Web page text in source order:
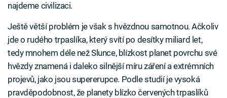
najdeme civilizaci.
Ještě větší problém je však s hvězdnou samotnou. Ačkoliv
jde o rudého trpaslíka, který svítí po desítky miliard let,
tedy mnohem déle než Slunce, blízkost planet povrchu své
hvězdy znamená i daleko silnější míru záření a extrémních
projevů, jako jsou supererupce. Podle studií je vysoká
pravděpodobnost, že planety blízko červených trpaslíků